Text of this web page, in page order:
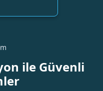
ile Güvenli